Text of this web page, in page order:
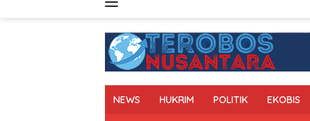
NEWS HUKRIM POLITIK EKOBIS